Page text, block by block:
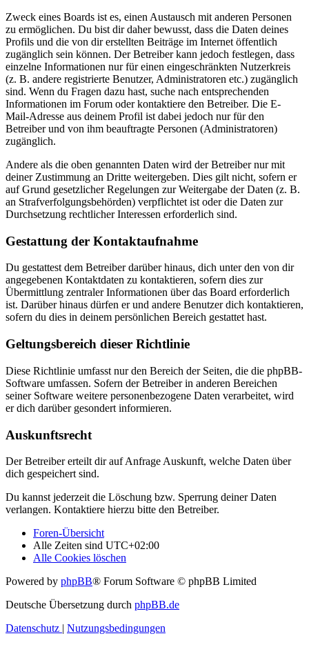
Zweck eines Boards ist es, einen Austausch mit anderen Personen
zu ermöglichen. Du bist dir daher bewusst, dass die Daten deines
Profils und die von dir erstellten Beiträge im Internet öffentlich
zugänglich sein können. Der Betreiber kann jedoch festlegen, dass
einzelne Informationen nur für einen eingeschränkten Nutzerkreis
(z. B. andere registrierte Benutzer, Administratoren etc.) zugänglich
sind. Wenn du Fragen dazu hast, suche nach entsprechenden
Informationen im Forum oder kontaktiere den Betreiber. Die E-
Mail-Adresse aus deinem Profil ist dabei jedoch nur für den
Betreiber und von ihm beauftragte Personen (Administratoren)
zugänglich.
Andere als die oben genannten Daten wird der Betreiber nur mit
deiner Zustimmung an Dritte weitergeben. Dies gilt nicht, sofern er
auf Grund gesetzlicher Regelungen zur Weitergabe der Daten (z. B.
an Strafverfolgungsbehörden) verpflichtet ist oder die Daten zur
Durchsetzung rechtlicher Interessen erforderlich sind.
Gestattung der Kontaktaufnahme
Du gestattest dem Betreiber darüber hinaus, dich unter den von dir
angegebenen Kontaktdaten zu kontaktieren, sofern dies zur
Übermittlung zentraler Informationen über das Board erforderlich
ist. Darüber hinaus dürfen er und andere Benutzer dich kontaktieren,
sofern du dies in deinem persönlichen Bereich gestattet hast.
Geltungsbereich dieser Richtlinie
Diese Richtlinie umfasst nur den Bereich der Seiten, die die phpBB-
Software umfassen. Sofern der Betreiber in anderen Bereichen
seiner Software weitere personenbezogene Daten verarbeitet, wird
er dich darüber gesondert informieren.
Auskunftsrecht
Der Betreiber erteilt dir auf Anfrage Auskunft, welche Daten über
dich gespeichert sind.
Du kannst jederzeit die Löschung bzw. Sperrung deiner Daten
verlangen. Kontaktiere hierzu bitte den Betreiber.
Foren-Übersicht
Alle Zeiten sind UTC+02:00
Alle Cookies löschen
Powered by phpBB® Forum Software © phpBB Limited
Deutsche Übersetzung durch phpBB.de
Datenschutz | Nutzungsbedingungen